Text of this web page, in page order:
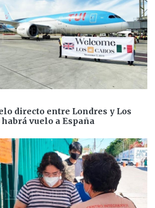
directo entre Londres y Los
vuelo a España